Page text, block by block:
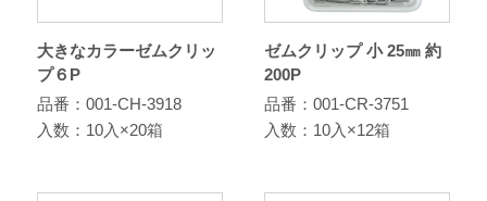
大きなカラーゼムクリッ
プ６P
品番：001-CH-3918
入数：10入×20箱
ゼムクリップ 小 25㎜ 約
200P
品番：001-CR-3751
入数：10入×12箱